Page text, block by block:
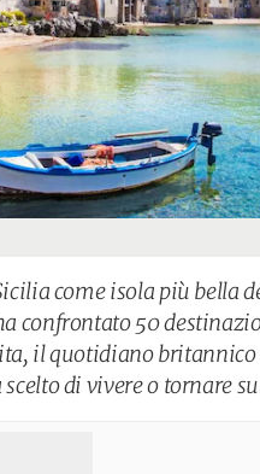
come isola più bella
confrontato 50
il quotidiano britannico
di vivere o tornare